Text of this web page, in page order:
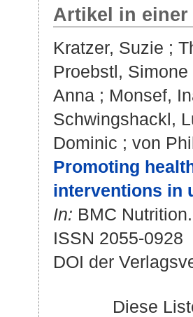
Artikel in
Kratzer, Suzie ;
Proebstl, Simone
Anna ; Monsef,
Schwingshackl,
Dominic ; von
Promoting
interventions in
In: BMC
ISSN 2055-0928
DOI der
Diese